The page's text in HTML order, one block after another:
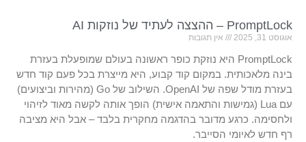
PromptLock – ההצצה לעתיד של נוזקות AI
אוגוסט 31, 2025 אין תגובות
PromptLock היא נוזקת כופר ראשונה בעולם שמופעלת בעזרת
בינה מלאכותית. במקום קוד קבוע, היא מייצרת בכל פעם קוד חדש
בעזרת מודל שפה של OpenAI. השילוב של Go (מהירות וביצועים)
עם Lua (גמישות והתאמה אישית) הופך אותה לקשה מאוד לזיהוי
ולחסימה. כרגע מדובר בהדגמה מחקרית בלבד – אבל היא מציבה
רף חדש לאיומי הסייבר.